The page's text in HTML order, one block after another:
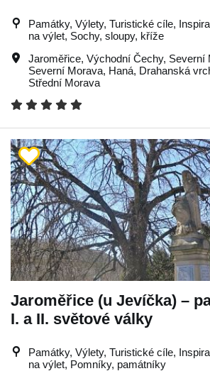
Památky, Výlety, Turistické cíle,
na výlet, Sochy, sloupy, kříže
Jaroměřice, Východní Čechy, Severní
Severní Morava, Haná, Drahanská
Střední Morava
Jaroměřice (u Jevíčka) –
I. a II. světové války
Památky, Výlety, Turistické cíle,
na výlet, Pomníky, památníky